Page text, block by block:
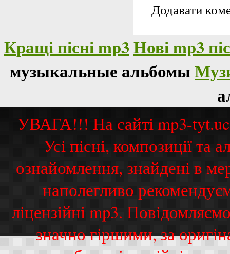
Додавати
Кращі пісні mp3Нові mp3
музыкальные альбомы
УВАГА!!! На сайті mp3-
Усі пісні, композиції
ознайомлення, знайдені в
наполегливо
ліцензійні mp3.
значно гіршими, за